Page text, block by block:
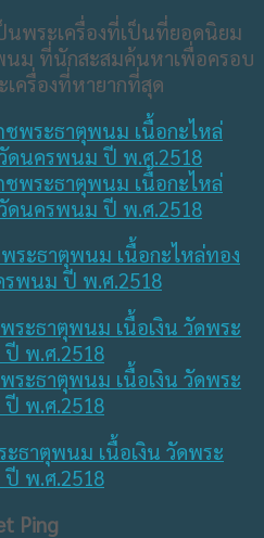
นพระเครื่องที่เป็นที่ยอดนิยม
นม ที่นักสะสมค้นหาเพื่อครอบ
ครื่องที่หายากที่สุด
ระธาตุพนม เนื้อกะไหล่ทอง
พนม ปี พ.ศ.2518
ธาตุพนม เนื้อเงิน วัดพระ
พ.ศ.2518
Ping